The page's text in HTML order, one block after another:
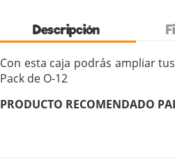
Descripción
Con esta caja podrás ampliar
Pack de O-12
PRODUCTO RECOMENDADO